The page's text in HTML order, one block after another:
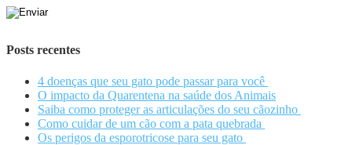
Posts recentes
4 doenças que seu gato pode passar para você
O impacto da Quarentena na saúde dos Animais
Saiba como proteger as articulações do seu cãozinho
Como cuidar de um cão com a pata quebrada
Os perigos da esporotricose para seu gato